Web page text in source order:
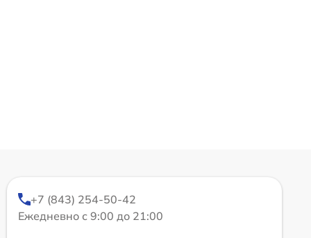
+7 (843) 254-50-42
Ежедневно с 9:00 до 21:00